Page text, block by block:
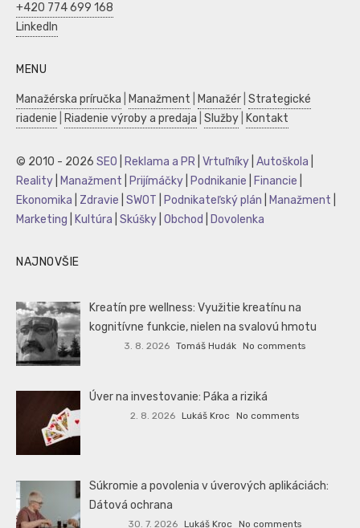
+420 774 699 168
LinkedIn
MENU
Manažérska príručka Manažment Manažér Strategické
riadenie
Riadenie výroby a predaja Služby Kontakt
© 2010 - 2026 SEO Reklama a PR Vrtuľníky Autoškola
Reality
Manažment Prijímáčky Podnikanie Financie
Ekonomika
Zdravie SWOT Podnikateľský plán Manažment
Marketing
Kultúra Skúšky Obchod Dovolenka
NAJNOVŠIE
Kreatín pre wellness: Využitie kreatínu na
kognitívne funkcie, nielen na svalovú hmotu
3. 8. 2026 Tomáš Hudák No comments
Úver na investovanie: Páka a riziká
2. 8. 2026 Lukáš Kroc No comments
Súkromie a povolenia v úverových aplikáciách:
Dátová ochrana
30. 7. 2026 Lukáš Kroc No comments